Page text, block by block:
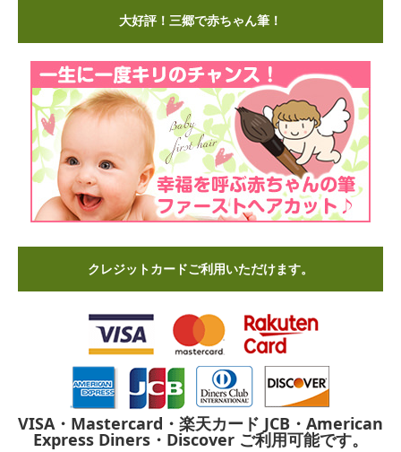
大好評！三郷で赤ちゃん筆！
クレジットカードご利用いただけます。
VISA・Mastercard・楽天カード JCB・American
Express Diners・Discover ご利用可能です。